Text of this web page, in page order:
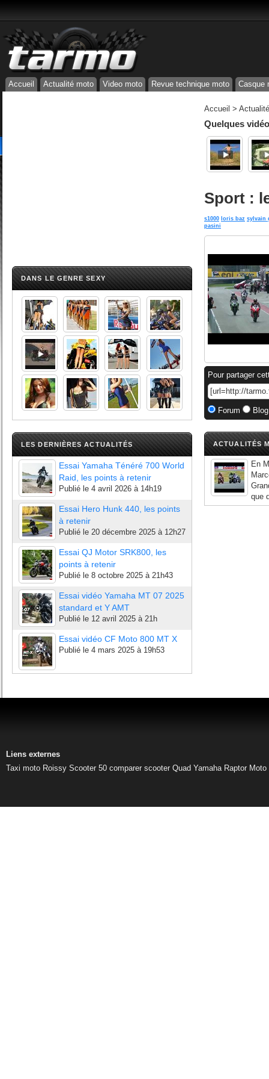
Accueil Actualité moto Video moto Revue technique moto Casque
DANS LE GENRE SEXY
LES DERNIÈRES ACTUALITÉS
Essai Yamaha Ténéré 700 World
Raid, les points à retenir
Publié le 4 avril 2026 à 14h19
Essai Hero Hunk 440, les points
à retenir
Publié le 20 décembre 2025 à 12h27
Essai QJ Motor SRK800, les
points à retenir
Publié le 8 octobre 2025 à 21h43
Essai vidéo Yamaha MT 07 2025
standard et Y AMT
Publié le 12 avril 2025 à 21h
Essai vidéo CF Moto 800 MT X
Publié le 4 mars 2025 à 19h53
Accueil >
Quelques
Sport :
s1000 loris baz sylvain
pasini
Pour partager
Forum
ACTUALITÉS
En
que
Liens externes
Taxi moto Roissy Scooter 50 comparer scooter Quad Yamaha Raptor